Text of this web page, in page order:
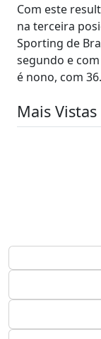
Com este
na terceira
Sporting de
segundo e
é nono, com 36.
Mais Vistas